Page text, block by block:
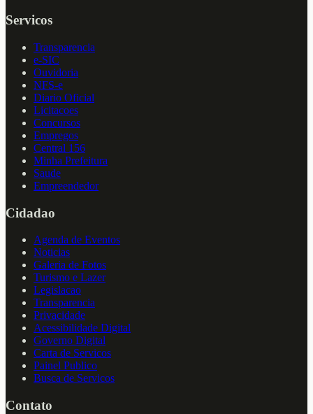
Servicos
Transparencia
e-SIC
Ouvidoria
NFS-e
Diario Oficial
Licitacoes
Concursos
Empregos
Central 156
Minha Prefeitura
Saude
Empreendedor
Cidadao
Agenda de Eventos
Noticias
Galeria de Fotos
Turismo e Lazer
Legislacao
Transparencia
Privacidade
Acessibilidade Digital
Governo Digital
Carta de Servicos
Painel Publico
Busca de Servicos
Contato